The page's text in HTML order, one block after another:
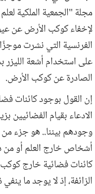
مجلة "الجمعية الملكية
لإخفاء كوكب الأرض عن
الفرنسية التي نشرت
على استخدام أشعة
الصادرة عن كوكب الأرض.
الادعاء بقيام الفضائيين
وجودهم بيننا.. هو جزء
أشخاص خارج العلم أو من
كائنات فضائية خارج
الزائفة، إذ لا يوجد ما